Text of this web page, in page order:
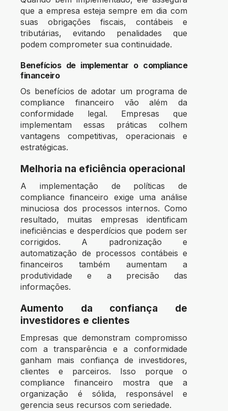
que a empresa esteja sempre em dia com
suas obrigações fiscais, contábeis e
tributárias, evitando penalidades que
podem comprometer sua continuidade.
Benefícios de implementar o compliance
financeiro
Os benefícios de adotar um programa de
compliance financeiro vão além da
conformidade legal. Empresas que
implementam essas práticas colhem
vantagens competitivas, operacionais e
estratégicas.
Melhoria na eficiência operacional
A implementação de políticas de
compliance financeiro exige uma análise
minuciosa dos processos internos. Como
resultado, muitas empresas identificam
ineficiências e desperdícios que podem ser
corrigidos. A padronização e
automatização de processos contábeis e
financeiros também aumentam a
produtividade e a precisão das
informações.
Aumento da confiança de
investidores e clientes
Empresas que demonstram compromisso
com a transparência e a conformidade
ganham mais confiança de investidores,
clientes e parceiros. Isso porque o
compliance financeiro mostra que a
organização é sólida, responsável e
gerencia seus recursos com seriedade.